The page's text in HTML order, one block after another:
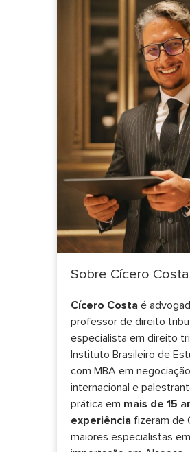
Sobre Cícero Costa
Cícero Costa é
professor de direito
especialista em direito
Instituto Brasileiro de
com MBA em
internacional e
prática em mais de 15
experiência fizeram de
maiores especialistas